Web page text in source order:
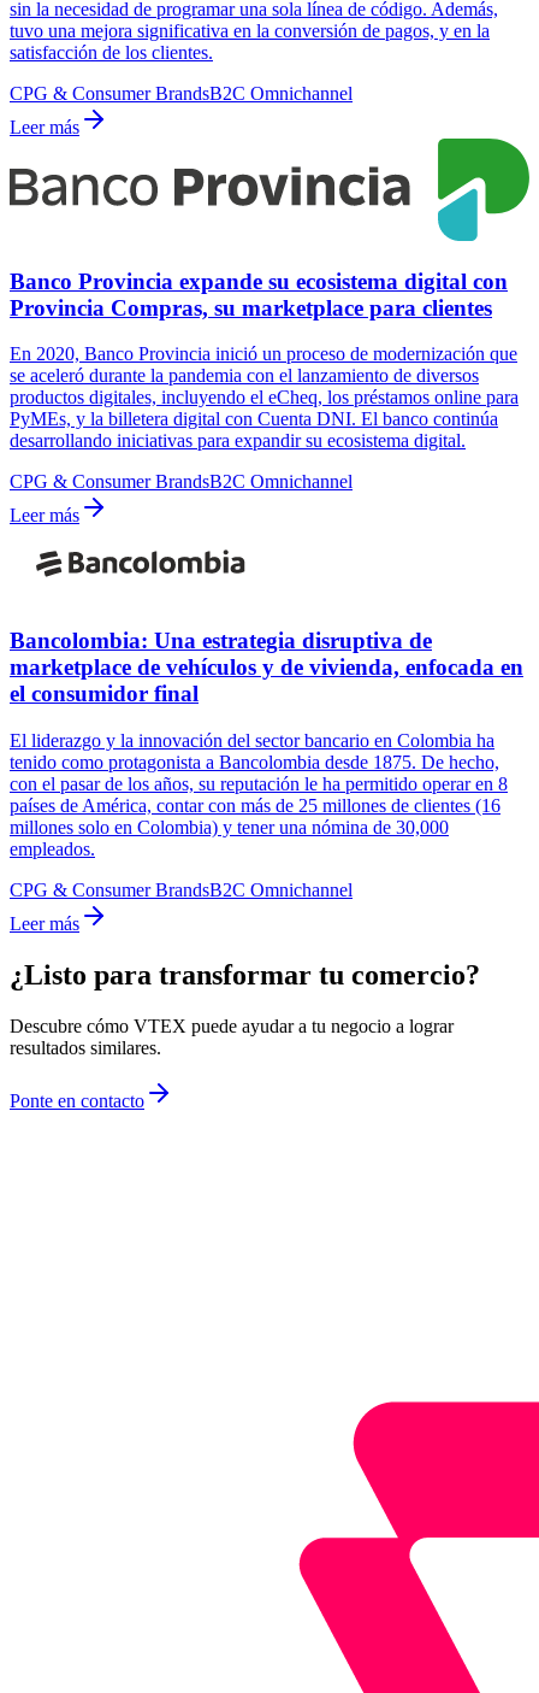
sin la necesidad de programar una sola línea de código. Además,
tuvo una mejora significativa en la conversión de pagos, y en la
satisfacción de los clientes.
CPG & Consumer BrandsB2C Omnichannel
Leer más
Banco Provincia expande su ecosistema digital con
Provincia Compras, su marketplace para clientes
En 2020, Banco Provincia inició un proceso de modernización que
se aceleró durante la pandemia con el lanzamiento de diversos
productos digitales, incluyendo el eCheq, los préstamos online para
PyMEs, y la billetera digital con Cuenta DNI. El banco continúa
desarrollando iniciativas para expandir su ecosistema digital.
CPG & Consumer BrandsB2C Omnichannel
Leer más
Bancolombia: Una estrategia disruptiva de
marketplace de vehículos y de vivienda, enfocada en
el consumidor final
El liderazgo y la innovación del sector bancario en Colombia ha
tenido como protagonista a Bancolombia desde 1875. De hecho,
con el pasar de los años, su reputación le ha permitido operar en 8
países de América, contar con más de 25 millones de clientes (16
millones solo en Colombia) y tener una nómina de 30,000
empleados.
CPG & Consumer BrandsB2C Omnichannel
Leer más
¿Listo para transformar tu comercio?
Descubre cómo VTEX puede ayudar a tu negocio a lograr
resultados similares.
Ponte en contacto